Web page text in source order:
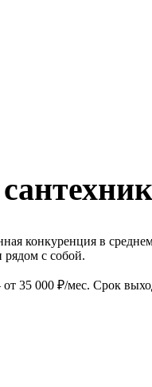
конкуренция в
с собой.
35 000 ₽/мес. Срок